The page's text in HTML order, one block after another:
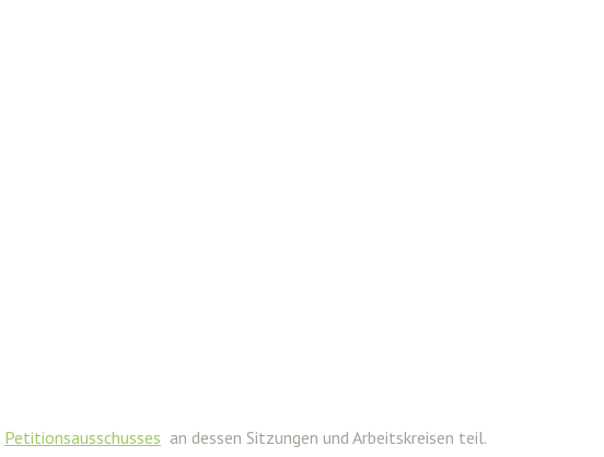
Petitionsausschusses an dessen Sitzungen und Arbeitskreisen teil.